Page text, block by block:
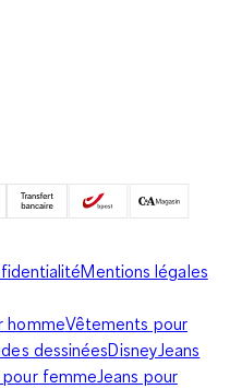
Mentions légales
hommeVêtements pour
dessinéesDisneyJeans
pour femmeJeans pour